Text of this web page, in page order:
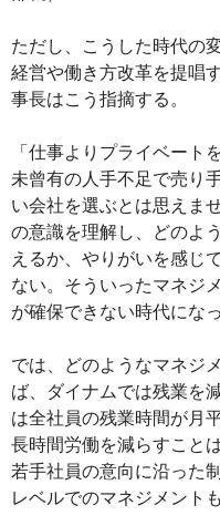
ただし、こうした時代の
経営や働き方改革を提唱
事長はこう指摘する。
「仕事よりプライベート
未曾有の人手不足で売り
い会社を選ぶとは思えま
の意識を理解し、どのよ
えるか、やりがいを感じ
ない。そういったマネジ
が確保できない時代にな
では、どのようなマネジ
ば、ダイナムでは残業を
は全社員の残業時間が月
長時間労働を減らすこと
若手社員の意向に沿った
レベルでのマネジメント